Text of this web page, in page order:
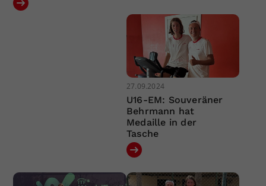
27.09.2024
U16-EM: Souveräner
Behrmann hat
Medaille in der
Tasche